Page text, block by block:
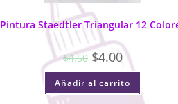
Pintura Staedtler Triangular 12
$4.50 $4.00
Añadir al carrito